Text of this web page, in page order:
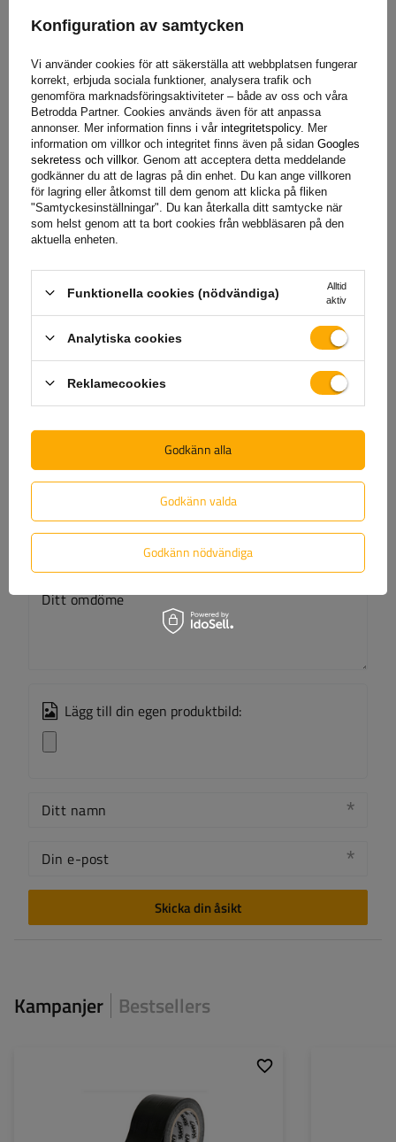
gärna all information du behöver.
+46 842 002 023 unitrailer@unitrailer.se
Specifikation
Leverans
Ställ en fråga
För att ladda ner
(1)
Recensioner(0)
Skriv ditt omdöme
Ditt betyg:
5/5
Ditt omdöme
Lägg till din egen produktbild:
Ditt namn
Din e-post
Skicka din åsikt
Kampanjer Bestsellers
Konfiguration av samtycken
Vi använder cookies för att säkerställa att webbplatsen fungerar
korrekt, erbjuda sociala funktioner, analysera trafik och
genomföra marknadsföringsaktiviteter – både av oss och våra
Betrodda Partner. Cookies används även för att anpassa
annonser. Mer information finns i vår integritetspolicy. Mer
information om villkor och integritet finns även på sidan Googles
sekretess och villkor. Genom att acceptera detta meddelande
godkänner du att de lagras på din enhet. Du kan ange villkoren
för lagring eller åtkomst till dem genom att klicka på fliken
"Samtyckesinställningar". Du kan återkalla ditt samtycke när
som helst genom att ta bort cookies från webbläsaren på den
aktuella enheten.
Funktionella cookies (nödvändiga)
Alltid
aktiv
Analytiska cookies
Reklamecookies
Godkänn valda
Godkänn nödvändiga
Godkänn alla